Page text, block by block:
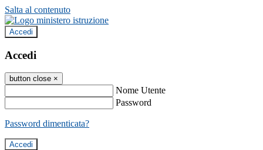
Salta al contenuto
Accedi
Accedi
button close ×
Nome Utente
Password
Password dimenticata?